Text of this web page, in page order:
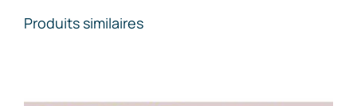
Produits similaires